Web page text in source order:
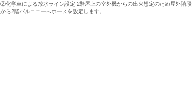
②化学車による放水ライン設定 2階屋上の室外機からの出火想定のため屋外階段
から2階バルコニーへホースを設定します。